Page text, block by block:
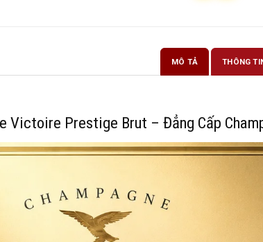
MÔ TẢ THÔNG
Victoire Prestige Brut – Đẳng Cấp